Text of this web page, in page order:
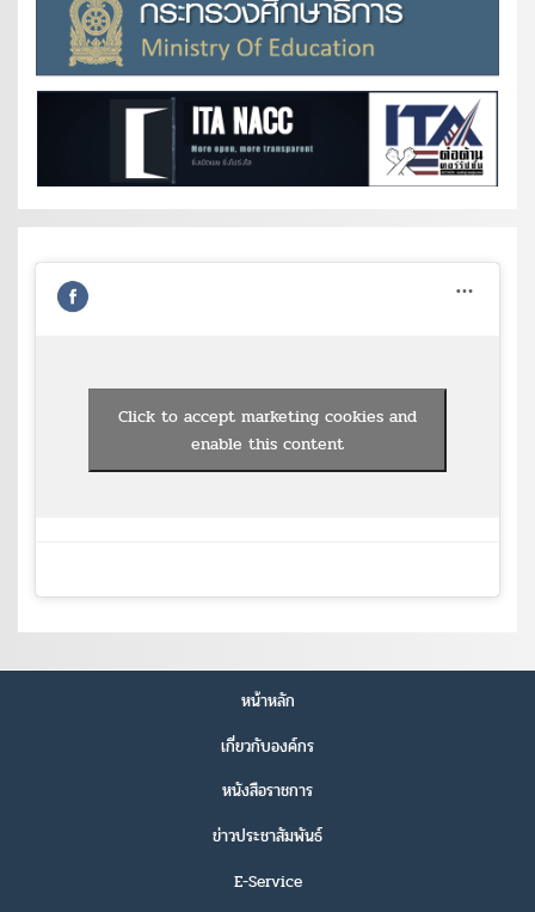
Click to accept marketing cookies and
enable this content
หน้าหลัก
เกี่ยวกับองค์กร
หนังสือราชการ
ข่าวประชาสัมพันธ์
E-Service